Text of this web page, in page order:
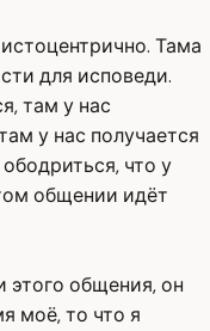
Тама
для исповеди.
там у нас
у нас получается
что у
общении идёт
этого общения, он
моё, то что я